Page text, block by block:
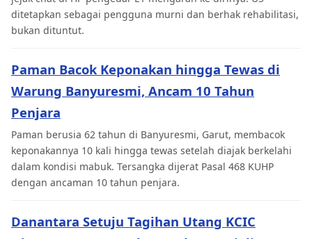
ditetapkan sebagai pengguna murni dan berhak rehabilitasi,
bukan dituntut.
Paman Bacok Keponakan hingga Tewas di
Warung Banyuresmi, Ancam 10 Tahun
Penjara
Paman berusia 62 tahun di Banyuresmi, Garut, membacok
keponakannya 10 kali hingga tewas setelah diajak berkelahi
dalam kondisi mabuk. Tersangka dijerat Pasal 468 KUHP
dengan ancaman 10 tahun penjara.
Danantara Setuju Tagihan Utang KCIC